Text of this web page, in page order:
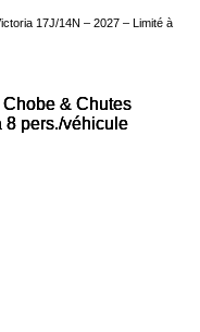
17J/14N – 2027 – Limité à